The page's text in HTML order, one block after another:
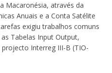
Macaronésia, através da
Anuais e a Conta Satélite
exigiu trabalhos comuns
Tabelas Input Output,
Interreg III-B (TIO-